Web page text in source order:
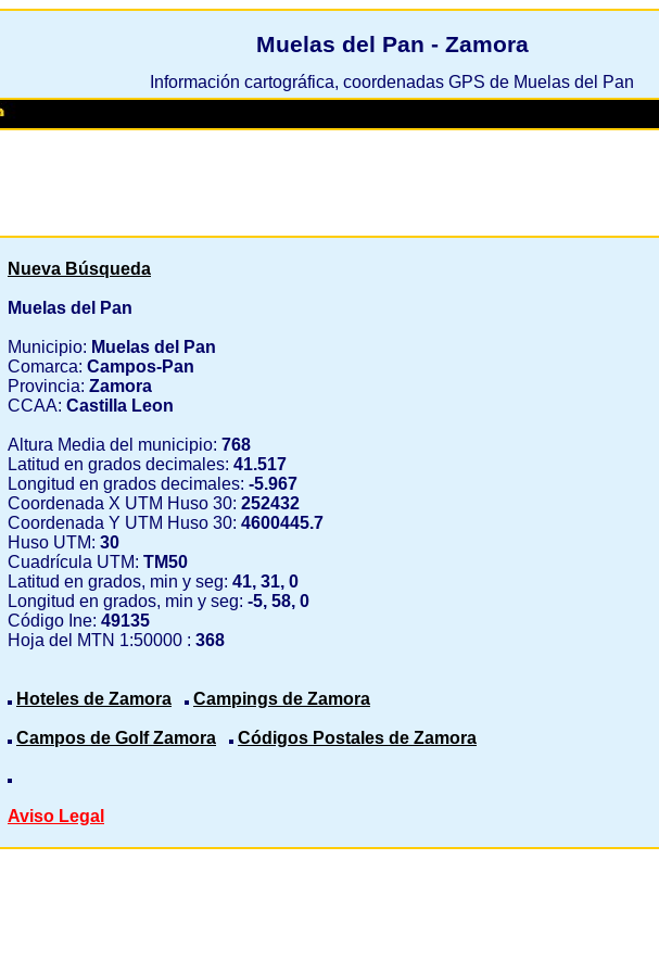
Muelas del Pan - Zamora
Información cartográfica, coordenadas GPS de Muelas del Pan
Nueva Búsqueda
Muelas del Pan
Municipio: Muelas del Pan
Comarca: Campos-Pan
Provincia: Zamora
CCAA: Castilla Leon
Altura Media del municipio: 768
Latitud en grados decimales: 41.517
Longitud en grados decimales: -5.967
Coordenada X UTM Huso 30: 252432
Coordenada Y UTM Huso 30: 4600445.7
Huso UTM: 30
Cuadrícula UTM: TM50
Latitud en grados, min y seg: 41, 31, 0
Longitud en grados, min y seg: -5, 58, 0
Código Ine: 49135
Hoja del MTN 1:50000 : 368
Hoteles de Zamora Campings de Zamora
Campos de Golf Zamora Códigos Postales de Zamora
Aviso Legal